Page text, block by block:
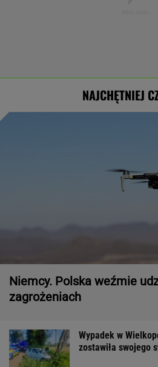
NAJCHĘTNIEJ
Niemcy. Polska weźmie
zagrożeniach
Wypadek w
zostawiła swojego